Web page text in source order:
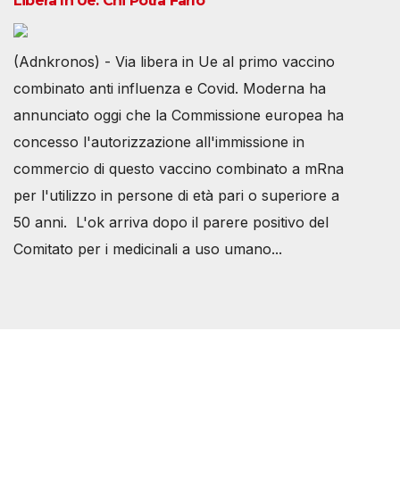
(Adnkronos) - Via libera in Ue al primo vaccino
combinato anti influenza e Covid. Moderna ha
annunciato oggi che la Commissione europea ha
concesso l'autorizzazione all'immissione in
commercio di questo vaccino combinato a mRna
per l'utilizzo in persone di età pari o superiore a
50 anni. L'ok arriva dopo il parere positivo del
Comitato per i medicinali a uso umano...